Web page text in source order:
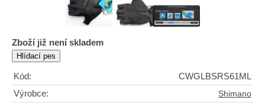
Zboží již není skladem
Kód:
CWGLBSRS61ML
Výrobce:
Shimano